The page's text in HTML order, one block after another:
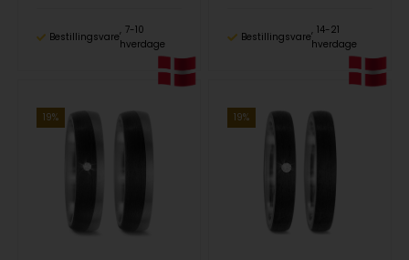
Bestillingsvare
7-10
hverdage
Bestillingsvare
14-21
hverdage
19% 19%